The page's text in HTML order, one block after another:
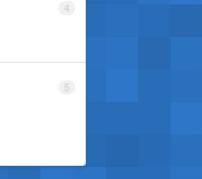
4
5